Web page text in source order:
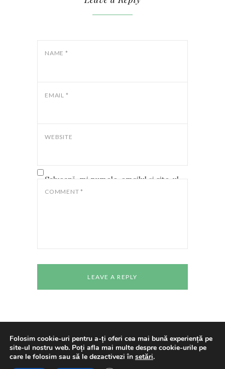
NAME *
EMAIL *
WEBSITE
Salvează-mi numele, emailul și site-ul
web în acest navigator pentru data
COMMENT *
Copyright © 2024 All rights reserved Casa de
Cultură a Studenților Timișoara Made With
Folosim cookie-uri pentru a-ți oferi cea mai bună experiență pe
site-ul nostru web. Poți afla mai multe despre cookie-urile pe
care le folosim sau să le dezactivezi în setări.